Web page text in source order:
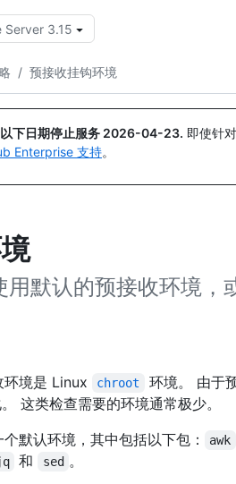
Server 3.15
/ 预接收挂钩环境
下日期停止服务 2026-04-23. 即使针
Enterprise 支持。
默认的预接收环境，
境是 Linux chroot
环境。 由于
这类检查需要的环境通常极少。
默认环境，其中包括以下包：
awk
和 sed 。